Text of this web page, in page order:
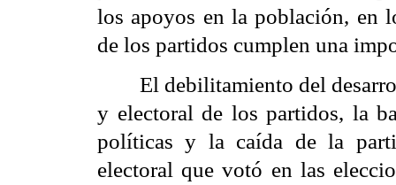
los apoyos en la población, en
de los partidos cumplen una
El debilitamiento del
y electoral de los partidos, la
políticas y la caída de la
electoral que votó en las